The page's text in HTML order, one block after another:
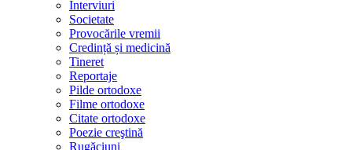
Interviuri
Societate
Provocările vremii
Credință și medicină
Tineret
Reportaje
Pilde ortodoxe
Filme ortodoxe
Citate ortodoxe
Poezie creştină
Rugăciuni